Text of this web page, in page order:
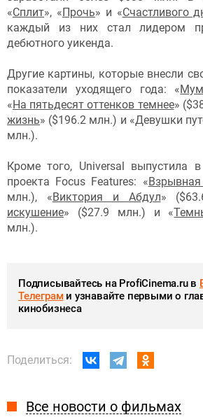
«Сплит», «Прочь» и «Счастливого
каждый из них стал лидером
дебютного уикенда.
Другие картины, которые внесли
показатели уходящего года: «
«На пятьдесят оттенков темнее»
жизнь» ($196.2 млн.) и «Девушки
млн.).
Кроме того, Universal выпустила
проекта Focus Features: «
млн.), «Виктория и Абдул»
искушение» ($27.9 млн.) и «
млн.).
Подписывайтесь на ProfiCinema.ru в
Телеграми узнавайте первыми о
кинобизнеса
Поделиться:
Все новости о фильмах